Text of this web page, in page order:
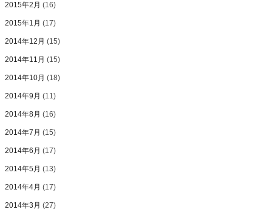
2015年2月 (16)
2015年1月 (17)
2014年12月 (15)
2014年11月 (15)
2014年10月 (18)
2014年9月 (11)
2014年8月 (16)
2014年7月 (15)
2014年6月 (17)
2014年5月 (13)
2014年4月 (17)
2014年3月 (27)